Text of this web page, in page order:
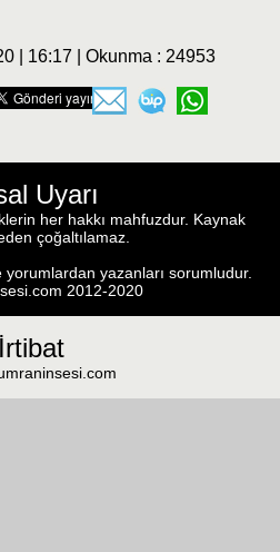
| 16:17 | Okunma : 24953
Uyarı
her hakkı mahfuzdur. Kaynak
çoğaltılamaz.
yorumlardan yazanları sorumludur.
2012-2020
İrtibat